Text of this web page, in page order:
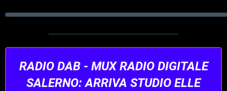
RADIO DAB - MUX RADIO DIGITALE
SALERNO: ARRIVA STUDIO ELLE